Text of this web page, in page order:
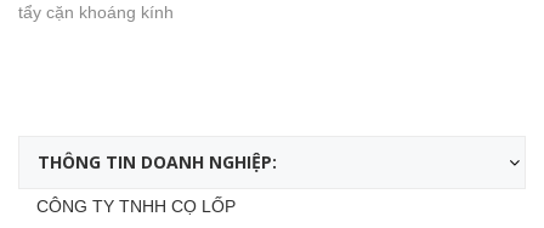
tẩy cặn khoáng kính
THÔNG TIN DOANH NGHIỆP:
CÔNG TY TNHH CỌ LỐP